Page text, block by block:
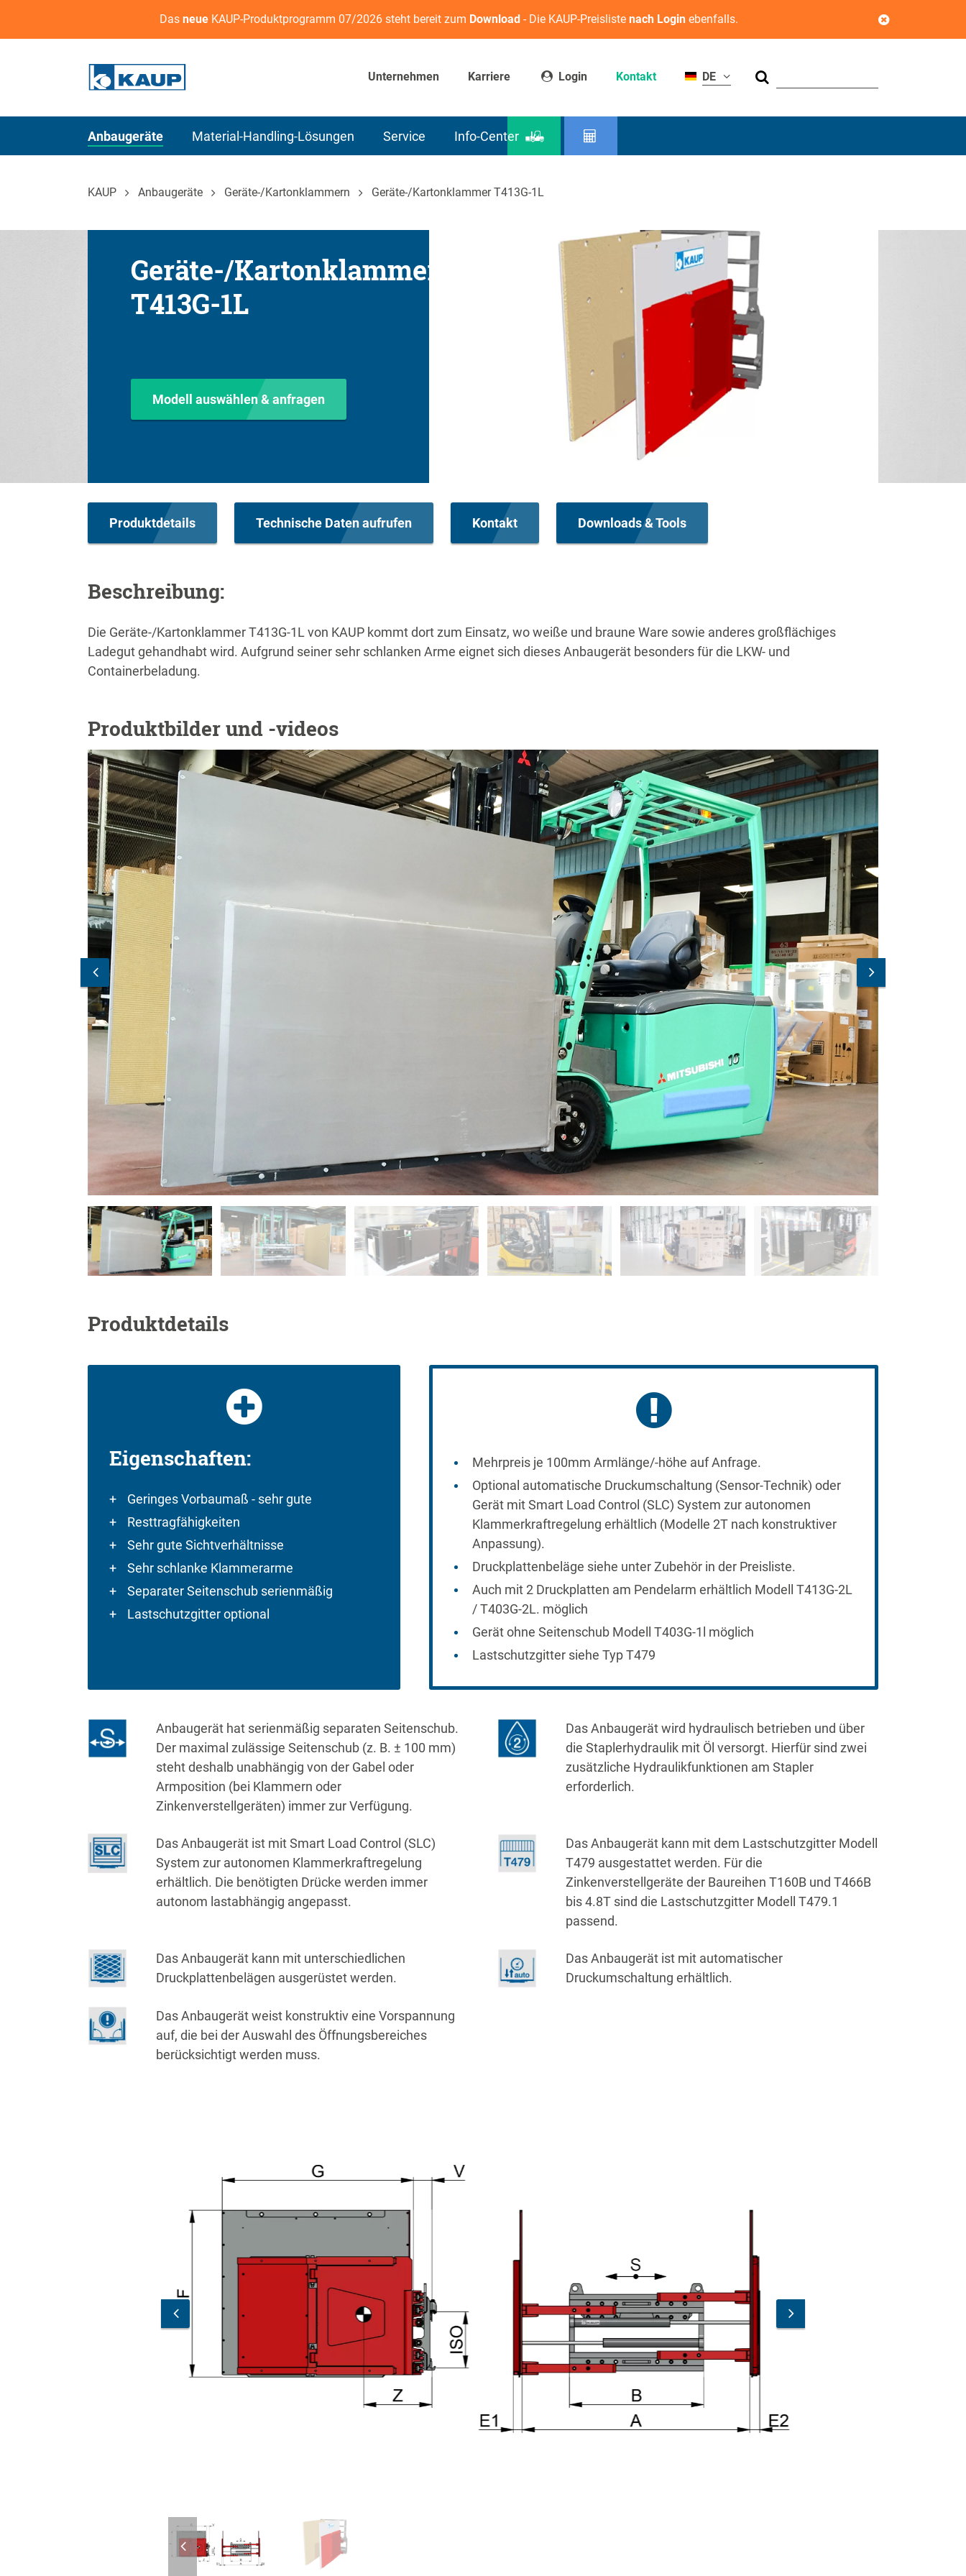
Das neue KAUP-Produktprogramm 07/2026 steht bereit zum Download - Die KAUP-Preisliste nach Login ebenfalls.
Unternehmen Karriere Login Kontakt DE
Anbaugeräte Material-Handling-Lösungen Service Info-Center Produktfinder
KAUP Anbaugeräte Geräte-/Kartonklammern Geräte-/Kartonklammer T413G-1L
Geräte-/Kartonklammer
T413G-1L
Modell auswählen & anfragen
Produktdetails Technische Daten aufrufen Kontakt Downloads & Tools
Beschreibung:
Die Geräte-/Kartonklammer T413G-1L von KAUP kommt dort zum Einsatz, wo weiße und braune Ware sowie anderes großflächiges
Ladegut gehandhabt wird. Aufgrund seiner sehr schlanken Arme eignet sich dieses Anbaugerät besonders für die LKW- und
Containerbeladung.
Produktbilder und -videos
Produktdetails
Eigenschaften:
Geringes Vorbaumaß - sehr gute
Resttragfähigkeiten
Sehr gute Sichtverhältnisse
Sehr schlanke Klammerarme
Separater Seitenschub serienmäßig
Lastschutzgitter optional
Mehrpreis je 100mm Armlänge/-höhe auf Anfrage.
Optional automatische Druckumschaltung (Sensor-Technik) oder
Gerät mit Smart Load Control (SLC) System zur autonomen
Klammerkraftregelung erhältlich (Modelle 2T nach konstruktiver
Anpassung).
Druckplattenbeläge siehe unter Zubehör in der Preisliste.
Auch mit 2 Druckplatten am Pendelarm erhältlich Modell T413G-2L
/ T403G-2L. möglich
Gerät ohne Seitenschub Modell T403G-1l möglich
Lastschutzgitter siehe Typ T479
Anbaugerät hat serienmäßig separaten Seitenschub.
Der maximal zulässige Seitenschub (z. B. ± 100 mm)
steht deshalb unabhängig von der Gabel oder
Armposition (bei Klammern oder
Zinkenverstellgeräten) immer zur Verfügung.
Das Anbaugerät wird hydraulisch betrieben und über
die Staplerhydraulik mit Öl versorgt. Hierfür sind zwei
zusätzliche Hydraulikfunktionen am Stapler
erforderlich.
Das Anbaugerät ist mit Smart Load Control (SLC)
System zur autonomen Klammerkraftregelung
erhältlich. Die benötigten Drücke werden immer
autonom lastabhängig angepasst.
Das Anbaugerät kann mit dem Lastschutzgitter Modell
T479 ausgestattet werden. Für die
Zinkenverstellgeräte der Baureihen T160B und T466B
bis 4.8T sind die Lastschutzgitter Modell T479.1
passend.
Das Anbaugerät kann mit unterschiedlichen
Druckplattenbelägen ausgerüstet werden.
Das Anbaugerät ist mit automatischer
Druckumschaltung erhältlich.
Das Anbaugerät weist konstruktiv eine Vorspannung
auf, die bei der Auswahl des Öffnungsbereiches
berücksichtigt werden muss.